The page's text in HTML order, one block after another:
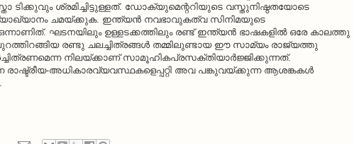
ടിക്കുവും ശ്രമിച്ചിട്ടുള്ളത്. ഡോക്യുമെന്ററിയുടെ വസ്തുനിഷ്ഠതയോടെ
ചമയ്ക്കുക. ഇന്ത്യന്‍ നവഭാവുകത്വ സിനിമയുടെ
ഘടനയിലും ഉള്ളടക്കത്തിലും രണ്ട് ഇന്ത്യന്‍ ഭാഷകളില്‍ ഒരേ കാലത്തു
പുറത്തിറങ്ങിയ രണ്ടു ചലച്ചിത്രങ്ങള്‍ തമ്മിലുണ്ടായ ഈ സാമ്യം രാജ്യത്തു
നിലയ്ക്കാണ് സാമൂഹികപ്രസക്തിയാര്‍ജ്ജിക്കുന്നത്.
രാഷ്ട്രീയ-അധികാരവ്യവസ്ഥകളെപ്പറ്റി അവ പങ്കുവയ്ക്കുന്ന ആശങ്കകള്‍